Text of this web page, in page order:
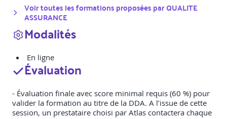
Voir toutes les formations proposées parQUALITE
ASSURANCE
Modalités
En ligne
Évaluation
- Évaluation finale avec score minimal requis (60 %) pour
valider la formation au titre de la DDA. A l’issue de cette
session, un prestataire choisi par Atlas contactera chaque